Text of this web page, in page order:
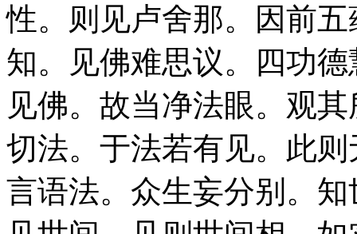
性。则见卢舍那。因前
知。见佛难思议。四功
见佛。故当净法眼。观
切法。于法若有见。此
言语法。众生妄分别。